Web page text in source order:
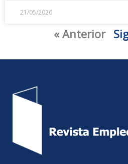
21/05/2026
« Anterior